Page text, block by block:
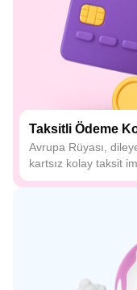
Taksitli Ödeme
Avrupa Rüyası,
kartsız kolay taksit